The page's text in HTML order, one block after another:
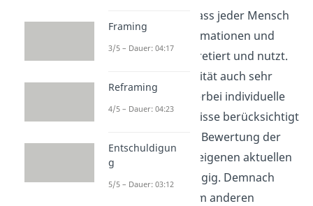
Problem dabei ist, dass jeder Mensch
die gegebenen Informationen und
Mittel anders interpretiert und nutzt.
Daher kann Rationalität auch sehr
subjektiv sein, da hierbei individuelle
Motiveund Bedürfnisse berücksichtigt
werden. Auch ist die Bewertung der
Informationen vom eigenen aktuellen
Wissensstand abhängig. Demnach
würde jeder zu einem anderen
Framing
3/5 – Dauer: 04:17
Reframing
4/5 – Dauer: 04:23
Entschuldigun
g
5/5 – Dauer: 03:12